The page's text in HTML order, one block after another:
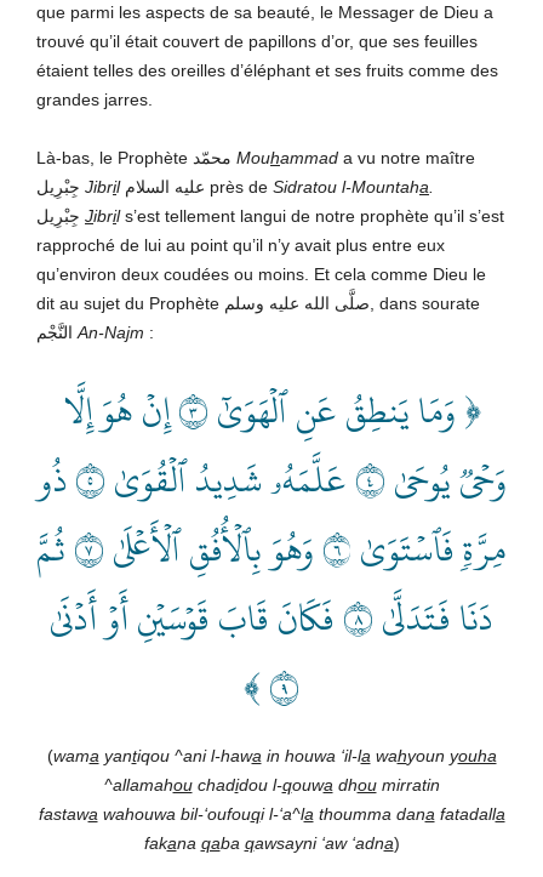
que parmi les aspects de sa beauté, le Messager de Dieu a
trouvé qu’il était couvert de papillons d’or, que ses feuilles
étaient telles des oreilles d’éléphant et ses fruits comme des
grandes jarres.
Mouhammad a vu notre maître
Jibril عليه السلام près de Sidratou l-Mountaha
جِبْرِيل Jibrils’est tellement langui de notre prophète qu’il s’est
rapproché de lui au point qu’il n’y avait plus entre eux
qu’environ deux coudées ou moins. Et cela comme Dieu le
dit au sujet du Prophète صلَّى الله عليه وسلم, dans sourate
An-Najm :
﴿ وَمَا يَنطِقُ عَنِ ٱلۡهَوَىٰٓ ٣ إِنۡ هُوَ إِلَّا
وَحۡيٞ يُوحَىٰ ٤ عَلَّمَهُۥ شَدِيدُ ٱلۡقُوَىٰ ٥ ذُو
مِرَّةٖ فَٱسۡتَوَىٰ ٦ وَهُوَ بِٱلۡأُفُقِ ٱلۡأَعۡلَىٰ ٧ ثُمَّ
دَنَا فَتَدَلَّىٰ ٨ فَكَانَ قَابَ قَوۡسَيۡنِ أَوۡ أَدۡنَىٰ
٩ ﴾
(wama yantiqou ^ani l-hawa in houwa ‘il-la wahyoun youha
^allamahouchadidou l-qouwa dhoumirratin
fastawa wahouwa bil-‘oufouqi l-‘a^la thoumma dana fatadalla
fakana qaba qawsayni ‘aw ‘adna)